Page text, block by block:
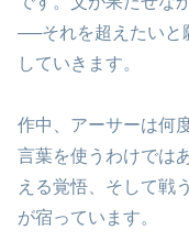
──それを超えたいと
していきます。
作中、アーサーは何
言葉を使うわけでは
える覚悟、そして戦
が宿っています。